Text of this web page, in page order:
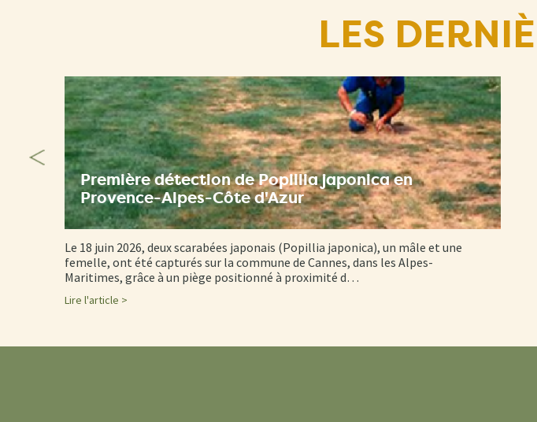
LES
Première détection de Popillia japonica en
Provence-Alpes-Côte d'Azur
Le 18 juin 2026, deux scarabées japonais (Popillia japonica), un mâle et une
femelle, ont été capturés sur la commune de Cannes, dans les Alpes-
Maritimes, grâce à un piège positionné à proximité d…
Lire l'article >